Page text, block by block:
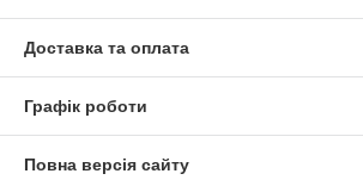
Доставка та оплата
Графік роботи
Повна версія сайту